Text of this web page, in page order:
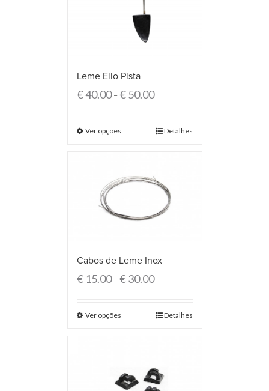
Leme Elio Pista
€40.00–€50.00
Ver opções Detalhes
Cabos de Leme Inox
€15.00–€30.00
Ver opções Detalhes